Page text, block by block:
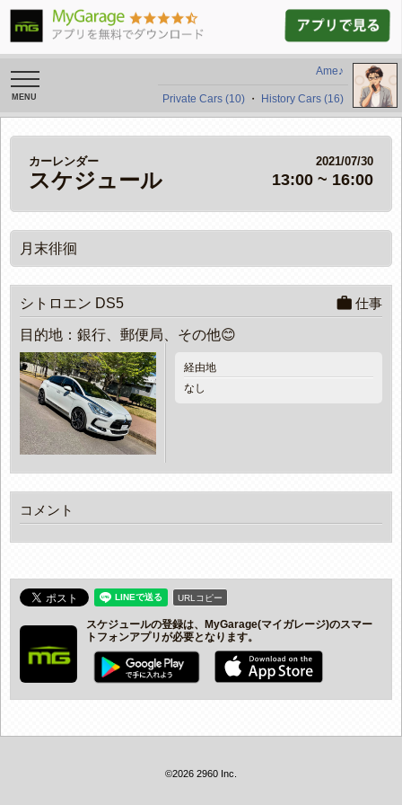
toggle
navigation
Ame♪
Private Cars (10) ・ History Cars (16)
カーレンダー 2021/07/30
スケジュール 13:00 ~ 16:00
月末徘徊
シトロエン DS5 work 仕事
目的地：銀行、郵便局、その他😊
経由地
なし
コメント
URLコピー
スケジュールの登録は、MyGarage(マイガレージ)のスマー
トフォンアプリが必要となります。
©2026 2960 Inc.